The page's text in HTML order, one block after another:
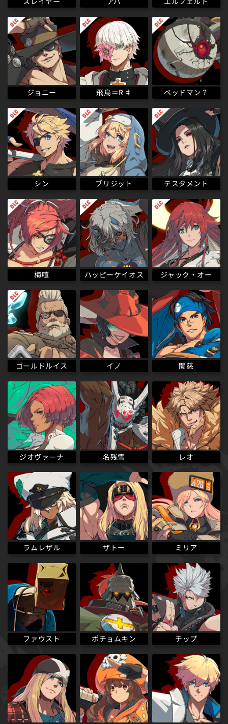
ジョニー 飛鳥＝R♯ ベッドマン？
シン ブリジット テスタメント
梅喧 ハッピーケイオス ジャック・オー
ゴールドルイス イノ 闇慈
ジオヴァーナ 名残雪 レオ
ラムレザル ザトー ミリア
ファウスト ポチョムキン チップ